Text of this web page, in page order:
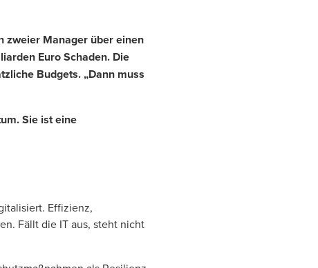
zweier Manager über einen
Euro Schaden. Die
Budgets. „Dann muss
Sie ist eine
Effizienz,
Fällt die IT aus, steht nicht